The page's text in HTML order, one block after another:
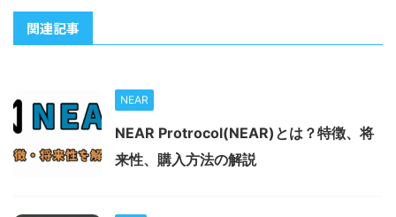
関連記事
NEAR
NEAR Protrocol(NEAR)とは？特徴、将
来性、購入方法の解説